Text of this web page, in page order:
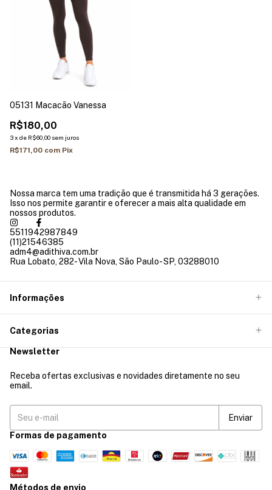
05131 Macacão Vanessa
R$180,00
3x de R$60,00 sem juros
R$171,00 com Pix
Nossa marca tem uma tradição que é transmitida há 3 gerações.
Isso nos permite garantir e oferecer a mais alta qualidade em
nossos produtos.
5511942987849
(11)21546385
adm4@adithiva.com.br
Rua Lobato, 282- Vila Nova, São Paulo- SP, 03288010
Informações
Categorias
Newsletter
Receba ofertas exclusivas e novidades diretamente no seu
email.
Formas de pagamento
Métodos de envio